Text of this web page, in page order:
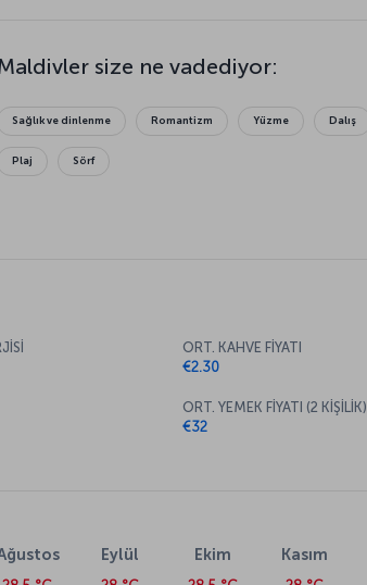
size ne vadediyor:
Sağlık ve dinlenme Romantizm Yüzme Dalış
Plaj Sörf
ORT. KAHVE FİYATI
€2.30
ORT. YEMEK FİYATI (2 KİŞİLİK)
€32
Eylül Ekim Kasım